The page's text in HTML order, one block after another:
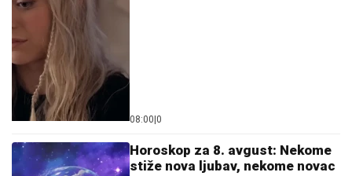
08:00 0
Horoskop za 8. avgust: Nekome
stiže nova ljubav, nekome novac